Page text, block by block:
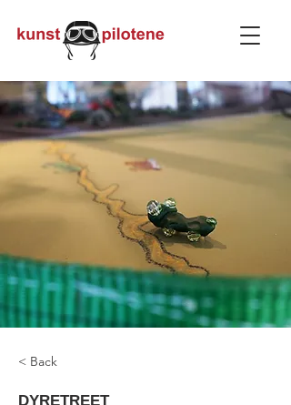
< Back
DYRETREET